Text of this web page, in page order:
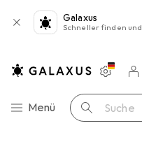
Galaxus
Schneller finden
Navigation nach Kategorien
Menü Suche
Merklisten
Warenkorb